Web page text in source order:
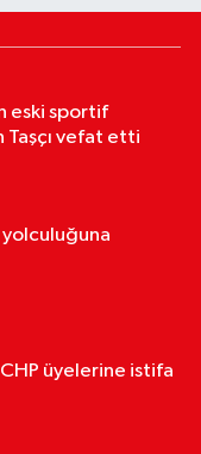
eski sportif
Taşçı vefat etti
yolculuğuna
üyelerine istifa